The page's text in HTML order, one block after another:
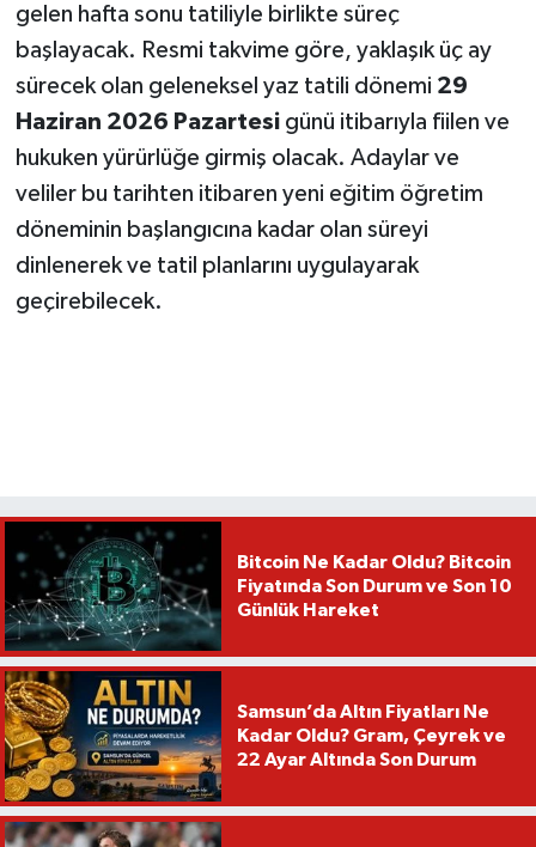
gelen hafta sonu tatiliyle birlikte süreç
başlayacak. Resmi takvime göre, yaklaşık üç ay
sürecek olan geleneksel yaz tatili dönemi 29
Haziran 2026 Pazartesigünü itibarıyla fiilen ve
hukuken yürürlüğe girmiş olacak. Adaylar ve
veliler bu tarihten itibaren yeni eğitim öğretim
döneminin başlangıcına kadar olan süreyi
dinlenerek ve tatil planlarını uygulayarak
geçirebilecek.
Bitcoin Ne Kadar Oldu? Bitcoin
Fiyatında Son Durum ve Son 10
Günlük Hareket
Samsun’da Altın Fiyatları Ne
Kadar Oldu? Gram, Çeyrek ve
22 Ayar Altında Son Durum